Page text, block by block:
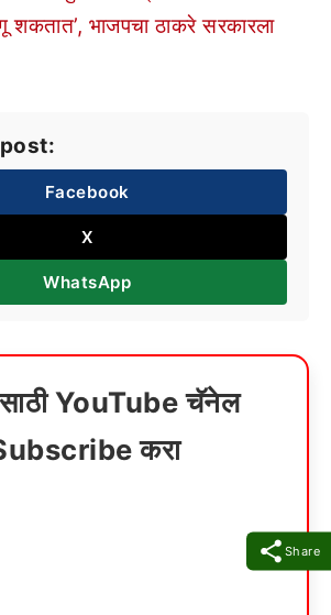
Share
शकतात’, भाजपचा ठाकरे सरकारला
Facebook
X
WhatsApp
YouTube चॅनेल
करा